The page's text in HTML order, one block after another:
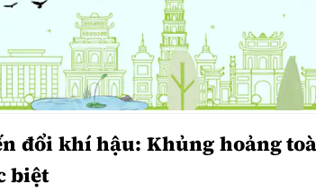
Đi ++
Du lịch
Khám phá
Lối sống
Video
Thời
đổi khí hậu: Khủng hoảng
biệt